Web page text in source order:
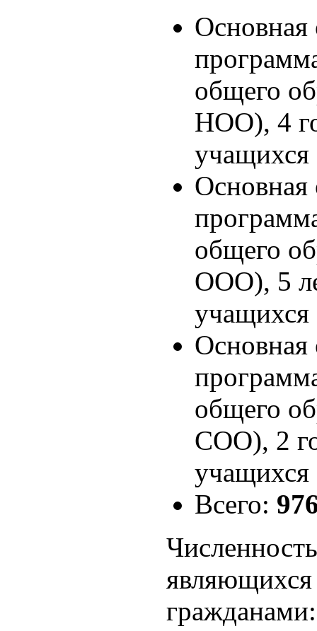
Основная
общего
НОО), 4
Основная
общего
ООО), 5
Основная
общего
СОО), 2
Всего: